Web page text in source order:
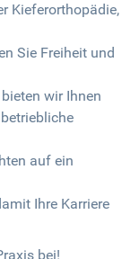
Kieferorthopädie,
Sie Freiheit und
wir Ihnen
auf ein
Ihre Karriere
bei!